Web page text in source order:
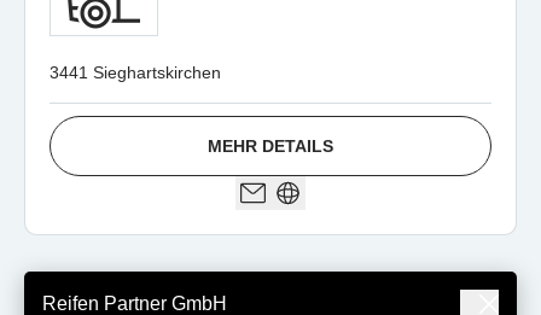
3441 Sieghartskirchen
MEHR DETAILS
Reifen Partner GmbH